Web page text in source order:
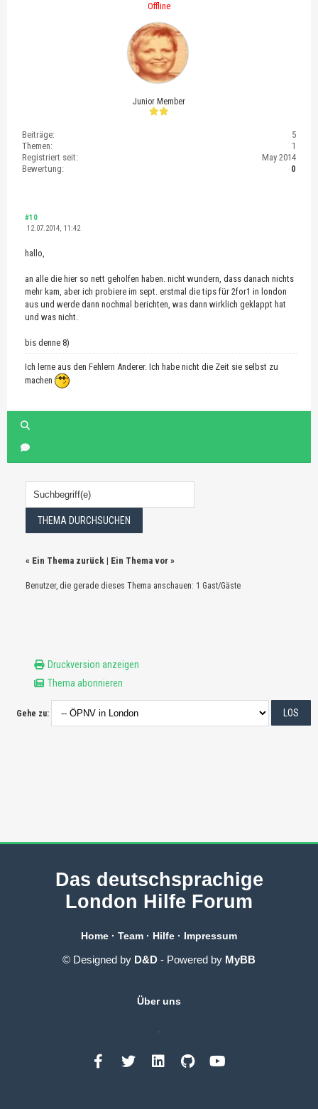
Offline
Junior Member
Beiträge:
5
Themen:
1
Registriert seit:
May 2014
Bewertung:
0
#10
12.07.2014, 11:42
hallo,
an alle die hier so nett geholfen haben. nicht wundern, dass danach nichts
mehr kam, aber ich probiere im sept. erstmal die tips für 2for1 in london
aus und werde dann nochmal berichten, was dann wirklich geklappt hat
und was nicht.
bis denne 8)
Ich lerne aus den Fehlern Anderer. Ich habe nicht die Zeit sie selbst zu
machen
« Ein Thema zurück | Ein Thema vor »
Benutzer, die gerade dieses Thema anschauen: 1 Gast/Gäste
Druckversion anzeigen
Thema abonnieren
Gehe zu:
Das deutschsprachige
London Hilfe Forum
Home · Team · Hilfe · Impressum
© Designed by D&D - Powered by MyBB
Über uns
.